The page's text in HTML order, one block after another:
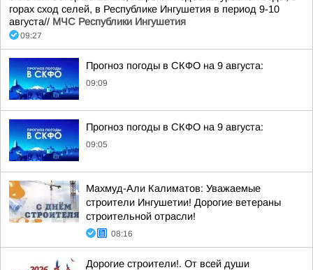
горах сход селей, в Республике Ингушетия в период 9-10
августа// МЧС Республики Ингушетия
09:27
Прогноз погоды в СКФО на 9 августа:
09:09
Прогноз погоды в СКФО на 9 августа:
09:05
Махмуд-Али Калиматов: Уважаемые
строители Ингушетии! Дорогие ветераны
строительной отрасли!
08:16
Дорогие строители!. От всей души